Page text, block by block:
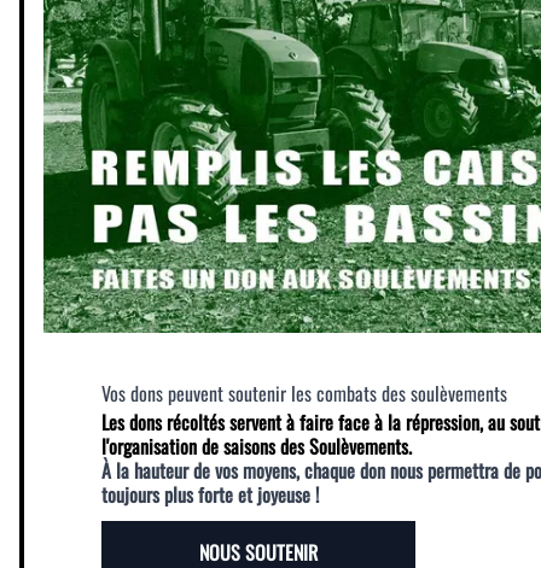
Vos dons peuvent soutenir les combats des soulèvements
Les dons récoltés servent à faire face à la répression, au
l'organisation de saisons des Soulèvements.
À la hauteur de vos moyens, chaque don nous permettra de
toujours plus forte et joyeuse !
NOUS SOUTENIR